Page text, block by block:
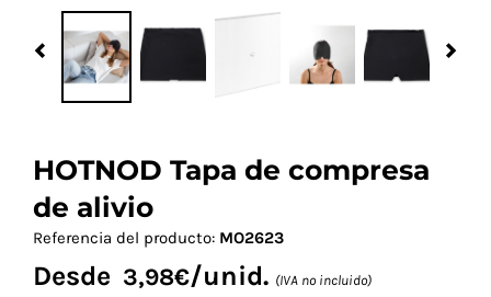
Previous
HOTNOD Tapa de compresa
de alivio
Referencia del producto: MO2623
Desde 3,98€/unid. (IVA no incluido)